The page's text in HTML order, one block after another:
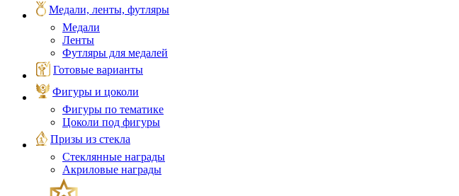
Медали, ленты, футляры
Медали
Ленты
Футляры для медалей
Готовые варианты
Фигуры и цоколи
Фигуры по тематике
Цоколи под фигуры
Призы из стекла
Стеклянные награды
Акриловые награды